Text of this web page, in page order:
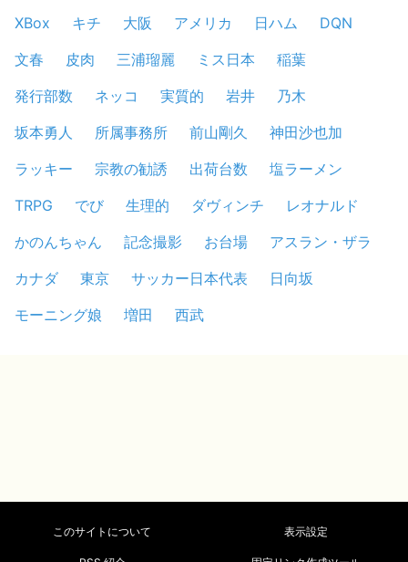
XBox
キチ 大阪 アメリカ 日ハム
DQN
文春
皮肉 三浦瑠麗 ミス日本
稲葉
発行部数
ネッコ 実質的 岩井
乃木
坂本勇人
所属事務所 前山剛久
神田沙也加
ラッキー
宗教の勧誘 出荷台数
塩ラーメン
TRPG
でび 生理的 ダヴィンチ
レオナルド
かのんちゃん
記念撮影 お台場
アスラン・ザラ
カナダ
東京 サッカー日本代表
日向坂
モーニング娘
増田 西武
このサイトについて 表示設定